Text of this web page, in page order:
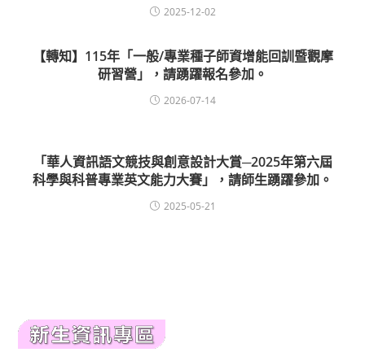
2025-12-02
【轉知】115年「一般/專業種子師資增能回訓暨觀摩
研習營」，請踴躍報名參加。
2026-07-14
「華人資訊語文競技與創意設計大賞─2025年第六屆
科學與科普專業英文能力大賽」，請師生踴躍參加。
2025-05-21